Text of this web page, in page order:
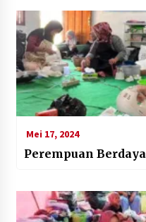
Mei 17, 2024
Perempuan Berdaya